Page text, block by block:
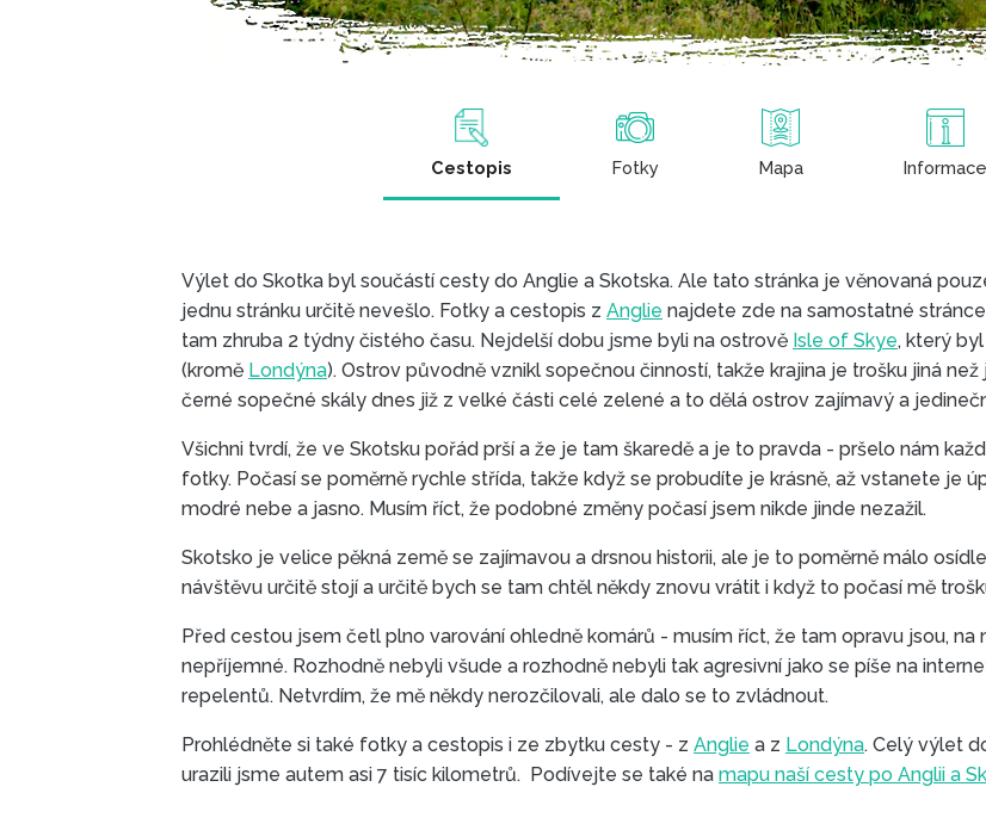
Cestopis Fotky Mapa Informace
Výlet do Skotka byl součástí cesty do Anglie a Skotska. Ale tato stránka je věnovaná
jednu stránku určitě nevešlo. Fotky a cestopis z Anglie najdete zde na samostatné stránce
tam zhruba 2 týdny čistého času. Nejdelší dobu jsme byli na ostrově Isle of Skye, který
(kromě Londýna). Ostrov původně vznikl sopečnou činností, takže krajina je trošku jiná
černé sopečné skály dnes již z velké části celé zelené a to dělá ostrov zajímavý a
Všichni tvrdí, že ve Skotsku pořád prší a že je tam škaredě a je to pravda - pršelo nám
fotky. Počasí se poměrně rychle střída, takže když se probudíte je krásně, až vstanete je
modré nebe a jasno. Musím říct, že podobné změny počasí jsem nikde jinde nezažil.
Skotsko je velice pěkná země se zajímavou a drsnou historii, ale je to poměrně málo
návštěvu určitě stojí a určitě bych se tam chtěl někdy znovu vrátit i když to počasí mě
Před cestou jsem četl plno varování ohledně komárů - musím říct, že tam opravu jsou,
nepříjemné. Rozhodně nebyli všude a rozhodně nebyli tak agresivní jako se píše na
repelentů. Netvrdím, že mě někdy nerozčilovali, ale dalo se to zvládnout.
Prohlédněte si také fotky a cestopis i ze zbytku cesty - z Anglie a z Londýna. Celý výlet
urazili jsme autem asi 7 tisíc kilometrů. Podívejte se také na mapu naší cesty po Anglii a